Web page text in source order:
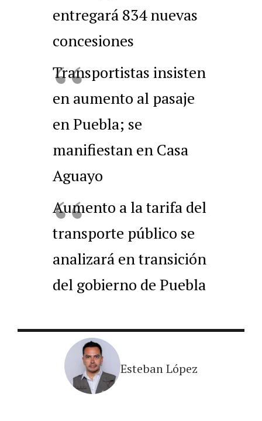
entregará 834 nuevas
concesiones
Transportistas insisten
en aumento al pasaje
en Puebla; se
manifiestan en Casa
Aguayo
Aumento a la tarifa del
transporte público se
analizará en transición
del gobierno de Puebla
Esteban López